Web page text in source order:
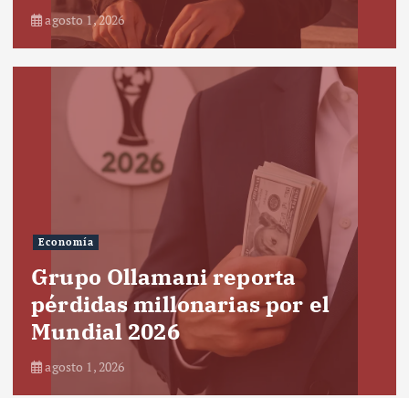
agosto 1, 2026
Economía
Grupo Ollamani reporta
pérdidas millonarias por el
Mundial 2026
agosto 1, 2026